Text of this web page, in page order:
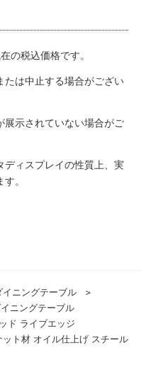
の税込価格です。
は中止する場合がござい
示されていない場合がご
ィスプレイの性質上、実
。
イニングテーブル
＞
ニングテーブル
ド ライブエッジ
ト材 オイル仕上げ スチール